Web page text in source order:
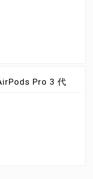
Pro 3 代